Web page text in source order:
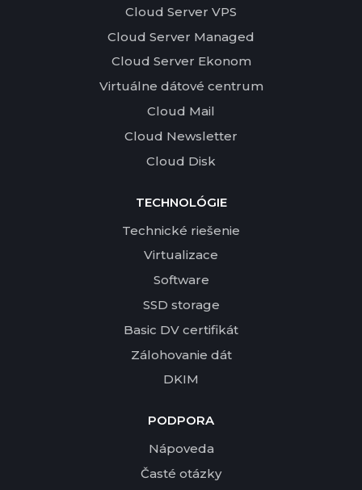
Cloud Server VPS
Cloud Server Managed
Cloud Server Ekonom
Virtuálne dátové centrum
Cloud Mail
Cloud Newsletter
Cloud Disk
TECHNOLÓGIE
Technické riešenie
Virtualizace
Software
SSD storage
Basic DV certifikát
Zálohovanie dát
DKIM
PODPORA
Nápoveda
Časté otázky